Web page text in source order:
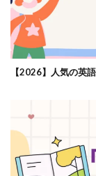
【2026】人気の英